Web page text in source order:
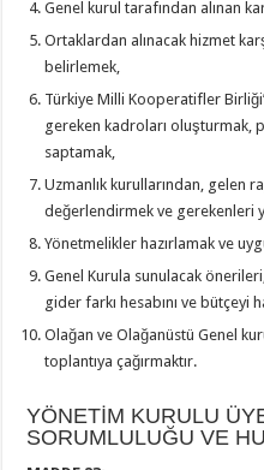
Genel kurul tarafından alınan
Ortaklardan alınacak hizmet
belirlemek,
Türkiye Milli Kooperatifler
gereken kadroları oluşturmak,
saptamak,
Uzmanlık kurullarından, gelen
değerlendirmek ve gerekenleri
Yönetmelikler hazırlamak ve
Genel Kurula sunulacak
gider farkı hesabını ve bütçeyi
Olağan ve Olağanüstü Genel
toplantıya çağırmaktır.
YÖNETİM KURULU
SORUMLULUĞU VE